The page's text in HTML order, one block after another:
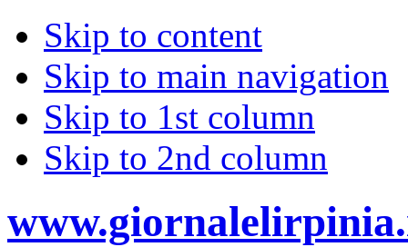
Skip to content
Skip to main navigation
Skip to 1st column
Skip to 2nd column